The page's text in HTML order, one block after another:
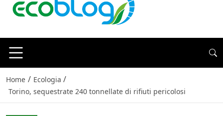
Home / Ecologia /
Torino, sequestrate 240 tonnellate di rifiuti pericolosi